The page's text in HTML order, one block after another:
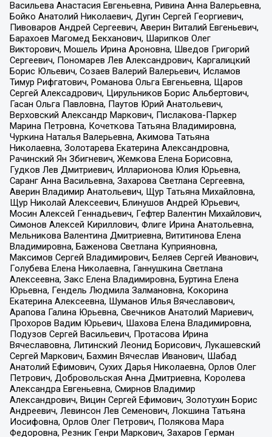
Васильева Анастасия Евгеньевна, Ривина Анна Валерьевна,
Бойко Анатолий Николаевич, Дугин Сергей Георгиевич,
Пивоваров Андрей Сергеевич, Аверин Виталий Евгеньевич,
Барахоев Магомед Бекханович, Шарипков Олег
Викторович, Мошель Ирина Ароновна, Шведов Григорий
Сергеевич, Пономарев Лев Александрович, Каргалицкий
Борис Юльевич, Созаев Валерий Валерьевич, Исламов
Тимур Рифгатович, Романова Ольга Евгеньевна, Щаров
Сергей Алексадрович, Цирульников Борис Альбертович,
Гасан Ольга Павловна, Паутов Юрий Анатольевич,
Верховский Александр Маркович, Пислакова-Паркер
Марина Петровна, Кочеткова Татьяна Владимировна,
Чуркина Наталья Валерьевна, Акимова Татьяна
Николаевна, Золотарева Екатерина Александровна,
Рачинский Ян Збигневич, Жемкова Елена Борисовна,
Гудков Лев Дмитриевич, Илларионова Юлия Юрьевна,
Саранг Анна Васильевна, Захарова Светлана Сергеевна,
Аверин Владимир Анатольевич, Щур Татьяна Михайловна,
Щур Николай Алексеевич, Блинушов Андрей Юрьевич,
Мосин Алексей Геннадьевич, Гефтер Валентин Михайлович,
Симонов Алексей Кириллович, Флиге Ирина Анатольевна,
Мельникова Валентина Дмитриевна, Вититинова Елена
Владимировна, Баженова Светлана Куприяновна,
Максимов Сергей Владимирович, Беляев Сергей Иванович,
Голубева Елена Николаевна, Ганнушкина Светлана
Алексеевна, Закс Елена Владимировна, Буртина Елена
Юрьевна, Гендель Людмила Залмановна, Кокорина
Екатерина Алексеевна, Шуманов Илья Вячеславович,
Арапова Галина Юрьевна, Свечников Анатолий Мариевич,
Прохоров Вадим Юрьевич, Шахова Елена Владимировна,
Подузов Сергей Васильевич, Протасова Ирина
Вячеславовна, Литинский Леонид Борисович, Лукашевский
Сергей Маркович, Бахмин Вячеслав Иванович, Шабад
Анатолий Ефимович, Сухих Дарья Николаевна, Орлов Олег
Петрович, Добровольская Анна Дмитриевна, Королева
Александра Евгеньевна, Смирнов Владимир
Александрович, Вицин Сергей Ефимович, Золотухин Борис
Андреевич, Левинсон Лев Семенович, Локшина Татьяна
Иосифовна, Орлов Олег Петрович, Полякова Мара
Федоровна, Резник Генри Маркович, Захаров Герман